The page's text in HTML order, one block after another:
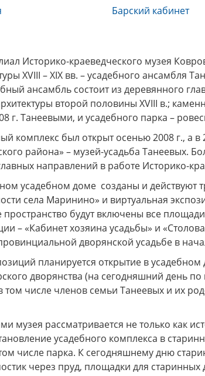
Музей «Стародуб на Клязьме»
(Ковровский район, село
Клязьминский Городок)
на интерактивную
музейно-образовательную
Древнего Стародуба".
Дорогие
Барский кабинет
Историко-краеведческого музея
XVIII – XIX вв. – усадебного ансамбля
ансамбль состоит из деревянного
второй половины XVIII в.;
г. Танеевыми, и усадебного парка –
комплекс был открыт осенью 2008 г., а
района» – музей-усадьба Танеевых.
направлений в работе Историко-
усадебном доме созданы и действуют
села Маринино» и виртуальная
будут включены все
– «Кабинет хозяина усадьбы» и
дворянской усадьбе в
планируется открытие в усадебном
дворянства (на сегодняшний день
том числе членов семьи Танеевых и их
музея рассматривается не только как
усадебного комплекса в
числе парка. К сегодняшнему дню
через пруд, площадки для